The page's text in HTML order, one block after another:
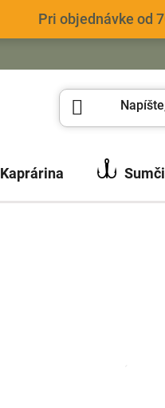
Pri objednávke od
Kaprárina